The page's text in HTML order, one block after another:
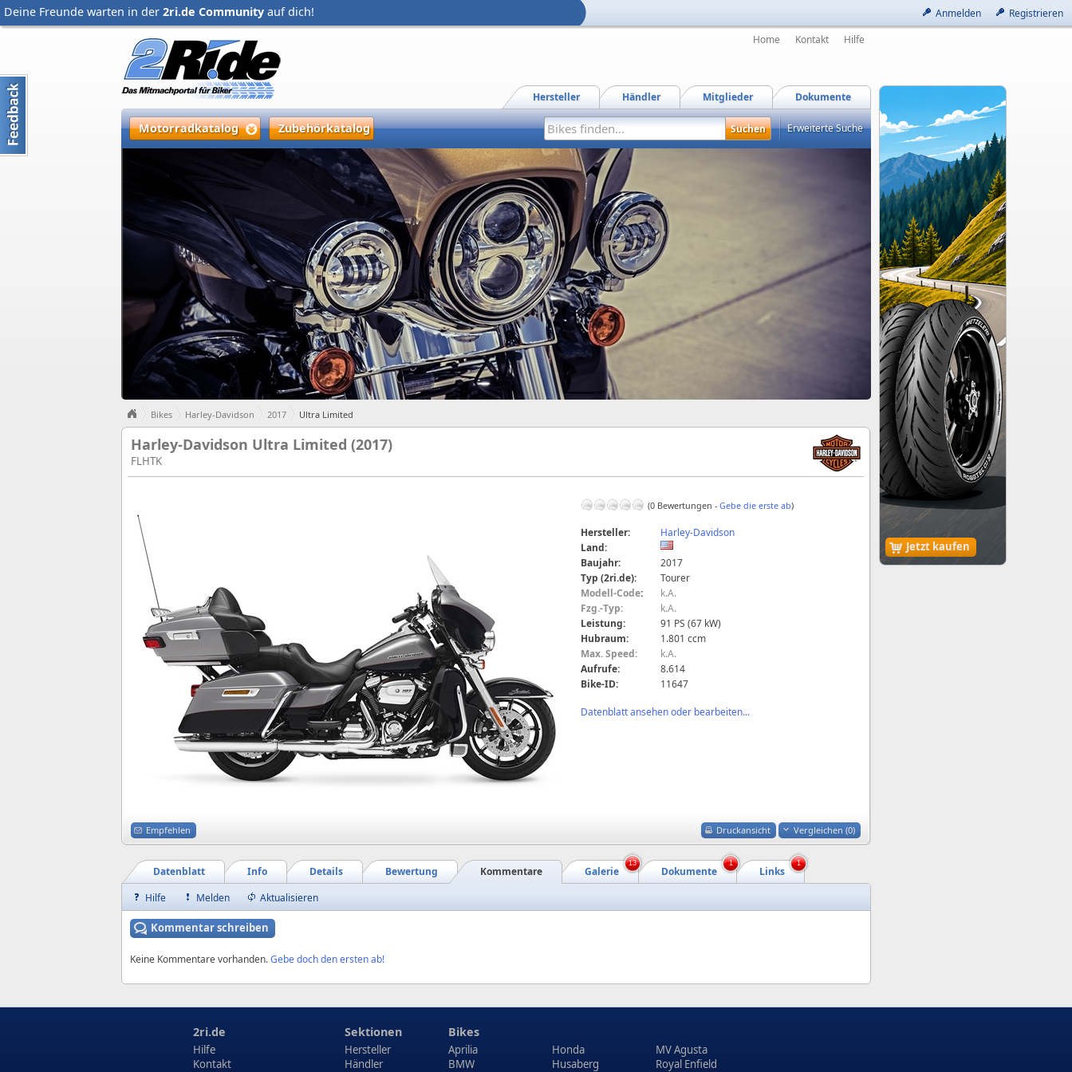
Anmelden Registrieren
Deine Freunde warten in der 2ri.de Community auf dich!
Jetzt kaufen
Home Kontakt Hilfe
Dokumente
Mitglieder
Händler
Hersteller
Motorradkatalog Zubehörkatalog Erweiterte Suche
Bikes Harley-Davidson 2017 Ultra Limited
Harley-Davidson Ultra Limited (2017)
FLHTK
(0 Bewertungen - Gebe die erste ab)
Hersteller:
Harley-Davidson
Land:
Baujahr:
2017
Typ (2ri.de):
Tourer
Modell-Code:
k.A.
Fzg.-Typ:
k.A.
Leistung:
91 PS (67 kW)
Hubraum:
1.801 ccm
Max. Speed:
k.A.
Aufrufe:
8.614
Bike-ID:
11647
Datenblatt ansehen oder bearbeiten...
Druckansicht Vergleichen (0)
Empfehlen
Links
Dokumente
Galerie
Kommentare
Bewertung
Details
Info
Datenblatt
13 1 1
Hilfe Melden Aktualisieren
Kommentar schreiben
Keine Kommentare vorhanden.Gebe doch den ersten ab!
2ri.de
Hilfe
Kontakt
Sektionen
Hersteller
Händler
Bikes
Aprilia
BMW
Honda
Husaberg
MV Agusta
Royal Enfield